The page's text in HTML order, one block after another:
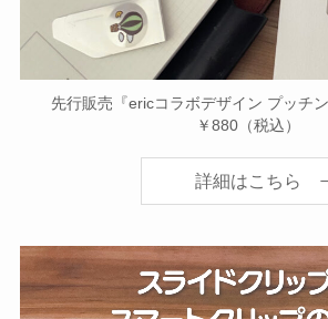
先行販売『ericコラボデザイン プッチ
￥880（税込）
詳細はこちら